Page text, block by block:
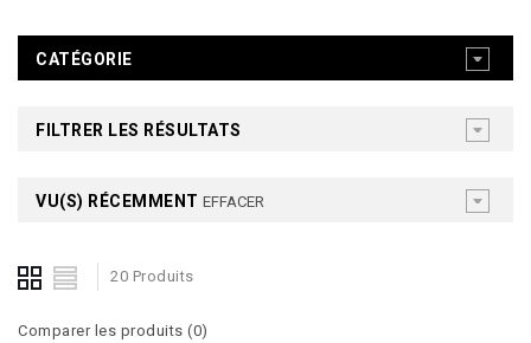
CATÉGORIE
FILTRER LES RÉSULTATS
VU(S) RÉCEMMENT EFFACER
20 Produits
Comparer les produits (0)